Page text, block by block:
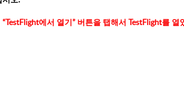
에서 열기” 버튼을 탭해서 TestFlight를 열